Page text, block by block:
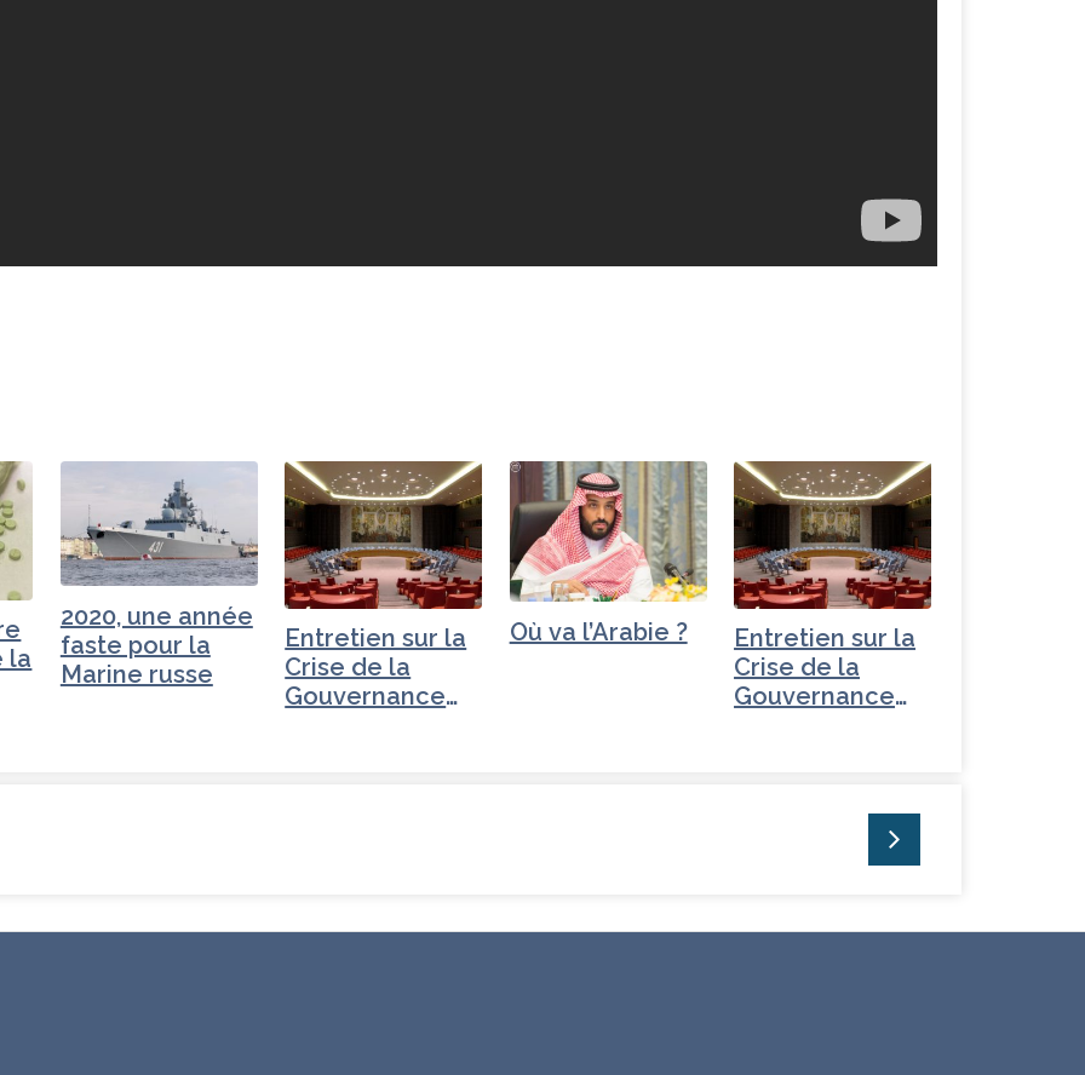
la
2020, une année
faste pour la
Marine russe
Entretien sur la
Crise de la
Gouvernance
Où va l’Arabie ?
Entretien sur la
Crise de la
Gouvernance